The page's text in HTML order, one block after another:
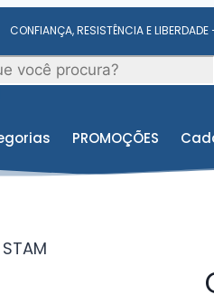
CONFIANÇA, RESISTÊNCIA E
PROMOÇÕES